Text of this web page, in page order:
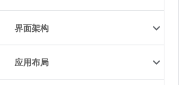
界面架构
应用布局